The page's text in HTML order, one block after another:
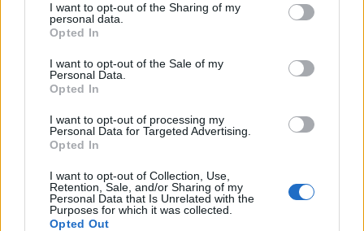
I want to opt-out of the Sharing of my
personal data.
Opted In
I want to opt-out of the Sale of my
Personal Data.
Opted In
I want to opt-out of processing my
Personal Data for Targeted Advertising.
Opted In
I want to opt-out of Collection, Use,
Retention, Sale, and/or Sharing of my
Personal Data that Is Unrelated with the
Purposes for which it was collected.
Opted Out
Mamasστο Fashion City Outlet, χαρίζοντας σε βρέφη και
Επόμενο Τέλος